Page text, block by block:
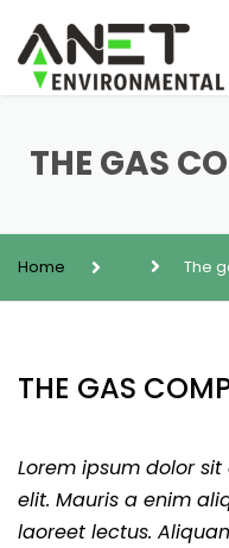
THE GAS
Home The
THE GAS
Lorem ipsum dolor
elit. Mauris a enim
laoreet lectus.